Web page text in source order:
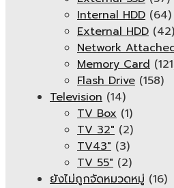
Internal HDD (64)
External HDD (42)
Network
Memory Card
Flash Drive (158)
Television (14)
TV Box (1)
TV 32" (2)
TV43" (3)
TV 55" (2)
ยังไม่ถูกจัดหมวดหมู่ (16)